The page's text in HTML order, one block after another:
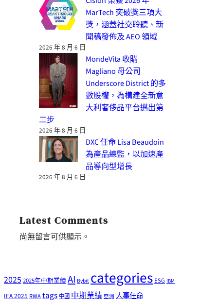
MarTech 突破獎三項大
獎，涵蓋社交聆聽、新
聞稿發佈及 AEO 領域
2026 年 8 月 6 日
MondeVita 收購
Magliano 母公司
Underscore District 的多
數股權，為構建全新意
大利奢侈品平台邁出第
二步
2026 年 8 月 6 日
DXC 任命 Lisa Beaudoin
為產品總監，以加速產
品導向型增長
2026 年 8 月 6 日
Latest Comments
尚無留言可供顯示。
2025 2025年中期業績AI Bybitcategories ESG IBM
IFA 2025 RWAtags 中國 中期業績 亞洲 人事任命